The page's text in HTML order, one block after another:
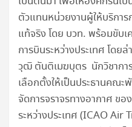
ตัวแทนหน่วยงานผู้ให้บริการ
แท้จริง โดย บวท. พร้อมขับ
การบินระหว่างประเทศ โด
วุฒิ ตันติเมฆบุตร นักวิชากา
เลือกตั้งให้เป็นประธานคณ
จัดการจราจรทางอากาศ ข
ระหว่างประเทศ (ICAO